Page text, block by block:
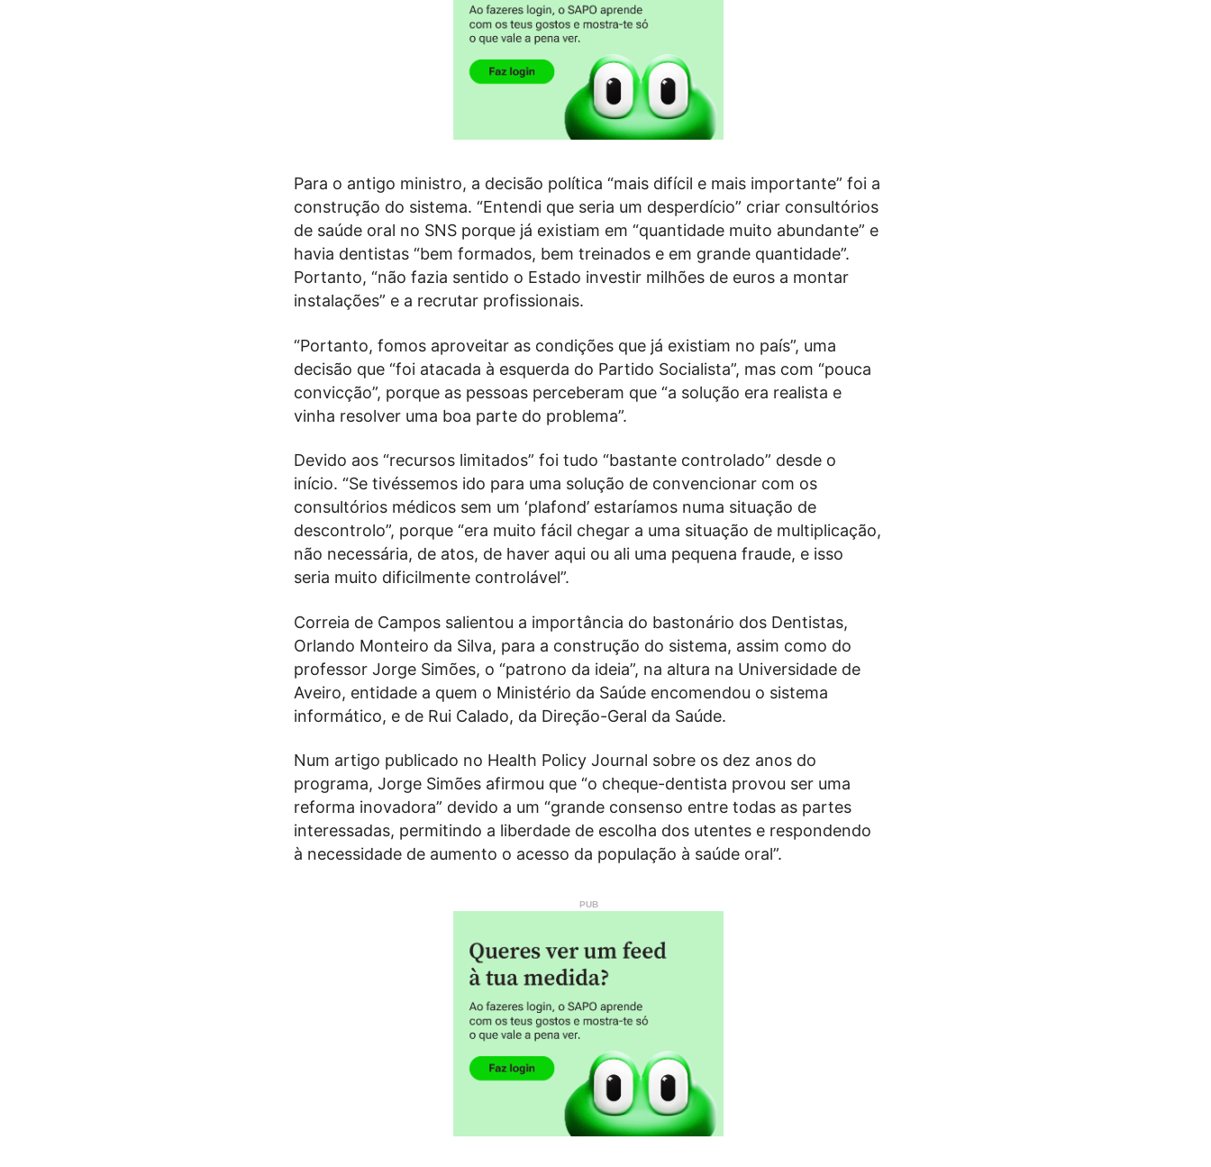
Para o antigo ministro, a decisão política “mais difícil e mais importante” foi a
construção do sistema. “Entendi que seria um desperdício” criar consultórios
de saúde oral no SNS porque já existiam em “quantidade muito abundante” e
havia dentistas “bem formados, bem treinados e em grande quantidade”.
Portanto, “não fazia sentido o Estado investir milhões de euros a montar
instalações” e a recrutar profissionais.
“Portanto, fomos aproveitar as condições que já existiam no país”, uma
decisão que “foi atacada à esquerda do Partido Socialista”, mas com “pouca
convicção”, porque as pessoas perceberam que “a solução era realista e
vinha resolver uma boa parte do problema”.
Devido aos “recursos limitados” foi tudo “bastante controlado” desde o
início. “Se tivéssemos ido para uma solução de convencionar com os
consultórios médicos sem um ‘plafond’ estaríamos numa situação de
descontrolo”, porque “era muito fácil chegar a uma situação de multiplicação,
não necessária, de atos, de haver aqui ou ali uma pequena fraude, e isso
seria muito dificilmente controlável”.
Correia de Campos salientou a importância do bastonário dos Dentistas,
Orlando Monteiro da Silva, para a construção do sistema, assim como do
professor Jorge Simões, o “patrono da ideia”, na altura na Universidade de
Aveiro, entidade a quem o Ministério da Saúde encomendou o sistema
informático, e de Rui Calado, da Direção-Geral da Saúde.
Num artigo publicado no Health Policy Journal sobre os dez anos do
programa, Jorge Simões afirmou que “o cheque-dentista provou ser uma
reforma inovadora” devido a um “grande consenso entre todas as partes
interessadas, permitindo a liberdade de escolha dos utentes e respondendo
à necessidade de aumento o acesso da população à saúde oral”.